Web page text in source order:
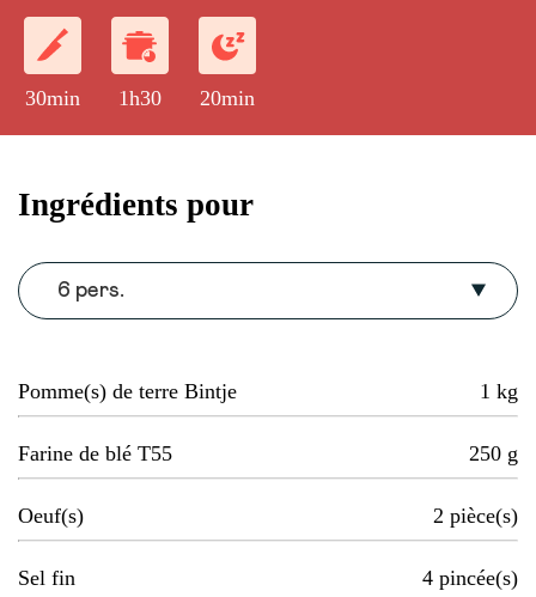
porc braisé.
30min 1h30 20min
Ingrédients pour
6 pers.
Pomme(s) de terre Bintje 1 kg
Farine de blé T55 250 g
Oeuf(s) 2 pièce(s)
Sel fin 4 pincée(s)